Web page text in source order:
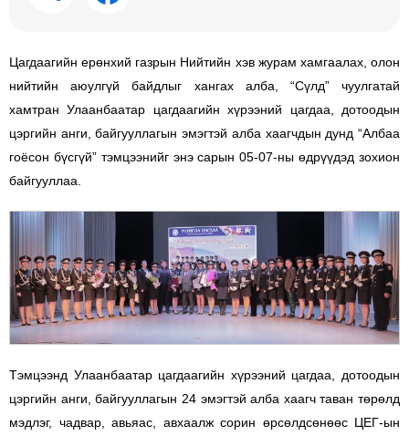
Цагдаагийн ерөнхий газрын Нийтийн хэв журам хамгаалах, олон
нийтийн аюулгүй байдлыг хангах алба, “Сүлд” чуулгатай
хамтран Улаанбаатар цагдаагийн хүрээний цагдаа, дотоодын
цэргийн анги, байгууллагын эмэгтэй алба хаагчдын дунд “Албаа
гоёсон бүсгүй” тэмцээнийг энэ сарын 05-07-ны өдрүүдэд зохион
байгууллаа.
Тэмцээнд Улаанбаатар цагдаагийн хүрээний цагдаа, дотоодын
цэргийн анги, байгууллагын 24 эмэгтэй алба хаагч таван төрөлд
мэдлэг, чадвар, авьяас, авхаалж сорин өрсөлдсөнөөс ЦЕГ-ын